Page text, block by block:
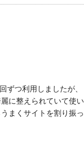
つ利用しましたが、
に整えられていて使い
まくサイトを割り振っ